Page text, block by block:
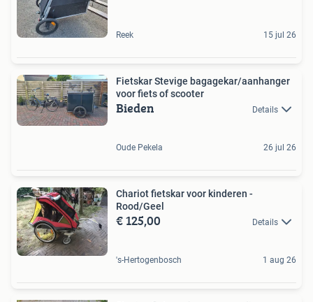
Reek 15 jul 26
Fietskar Stevige bagagekar/aanhanger
voor fiets of scooter
Bieden Details
Oude Pekela 26 jul 26
Chariot fietskar voor kinderen -
Rood/Geel
€ 125,00 Details
's-Hertogenbosch 1 aug 26